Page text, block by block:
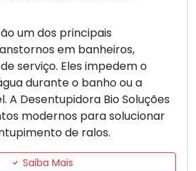
um dos principais
em banheiros,
serviço. Eles impedem o
durante o banho ou a
A Desentupidora Bio Soluções
modernos para solucionar
de ralos.
Saiba Mais